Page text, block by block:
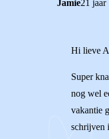
Jamie21 jaar
Hi lieve
Super
nog wel
vakantie
schrijven